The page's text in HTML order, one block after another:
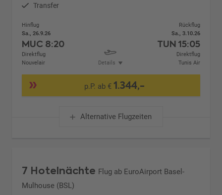
Transfer
Hinflug
Sa., 26.9.26
MUC 8:20
Direktflug
Nouvelair
Details
Rückflug
Sa., 3.10.26
TUN 15:05
Direktflug
Tunis Air
p.P. ab €1.344,-
Alternative Flugzeiten
7 Hotelnächte Flug ab EuroAirport Basel-
Mulhouse (BSL)